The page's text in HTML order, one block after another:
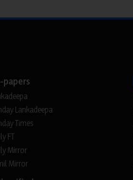
papers
Lankadeepa
Times
FT
Mirror
Mirror